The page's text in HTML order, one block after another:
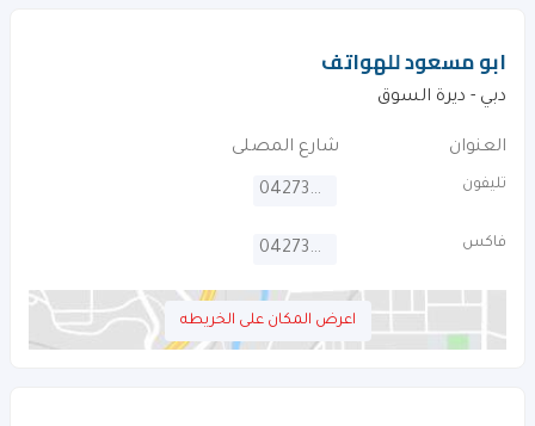
ابو مسعود للهواتف
دبي - ديرة السوق
العنوان شارع المصلى
تليفون 042735941
فاكس 042735943
اعرض المكان على الخريطه